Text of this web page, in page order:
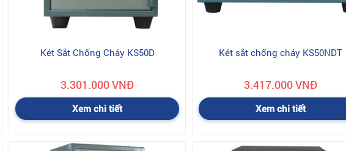
Két Sắt Chống Cháy KS50D
3.301.000 VNĐ
Xem chi tiết
Két sắt chống cháy KS50NDT
3.417.000 VNĐ
Xem chi tiết